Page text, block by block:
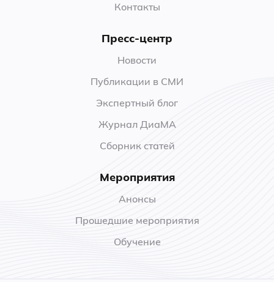
Контакты
Пресс-центр
Новости
Публикации в СМИ
Экспертный блог
Журнал ДиаМА
Сборник статей
Мероприятия
Анонсы
Прошедшие мероприятия
Обучение